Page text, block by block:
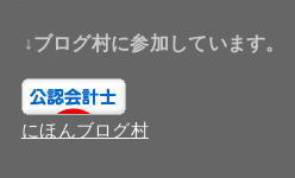
↓ブログ村に参加しています。
にほんブログ村